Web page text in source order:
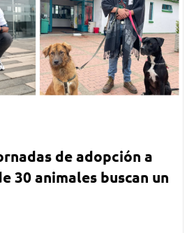
de adopción a
30 animales buscan un